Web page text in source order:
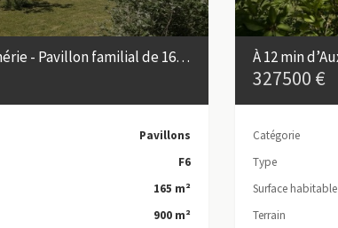
Auxerre périphérie - Pavillon familial de 165 m² avec garage double
Pavillons
F6
165 m²
900 m²
327500 €
Catégorie
Type
Surface habitable
Terrain